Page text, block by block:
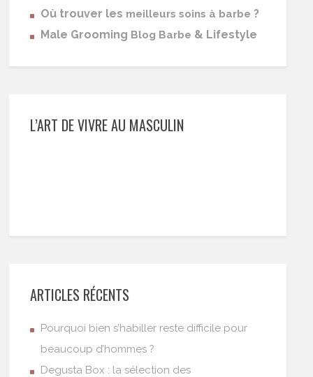
Où trouver les meilleurs soins à barbe ?
Male Grooming Blog Barbe & Lifestyle
L’ART DE VIVRE AU MASCULIN
ARTICLES RÉCENTS
Pourquoi bien s’habiller reste difficile pour
beaucoup d’hommes ?
Degusta Box : la sélection des